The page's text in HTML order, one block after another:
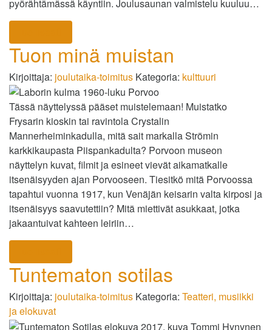
pyörähtämässä käyntiin. Joulusaunan valmistelu kuuluu…
Tuon minä muistan
Kirjoittaja: joulutaika-toimitus Kategoria: kulttuuri
Tässä näyttelyssä pääset muistelemaan! Muistatko
Frysarin kioskin tai ravintola Crystalin
Mannerheiminkadulla, mitä sait markalla Strömin
karkkikaupasta Piispankadulta? Porvoon museon
näyttelyn kuvat, filmit ja esineet vievät aikamatkalle
itsenäisyyden ajan Porvooseen. Tiesitkö mitä Porvoossa
tapahtui vuonna 1917, kun Venäjän keisarin valta kirposi ja
itsenäisyys saavutettiin? Mitä miettivät asukkaat, jotka
jakaantuivat kahteen leiriin…
Tuntematon sotilas
Kirjoittaja: joulutaika-toimitus Kategoria: Teatteri, musiikki
ja elokuvat